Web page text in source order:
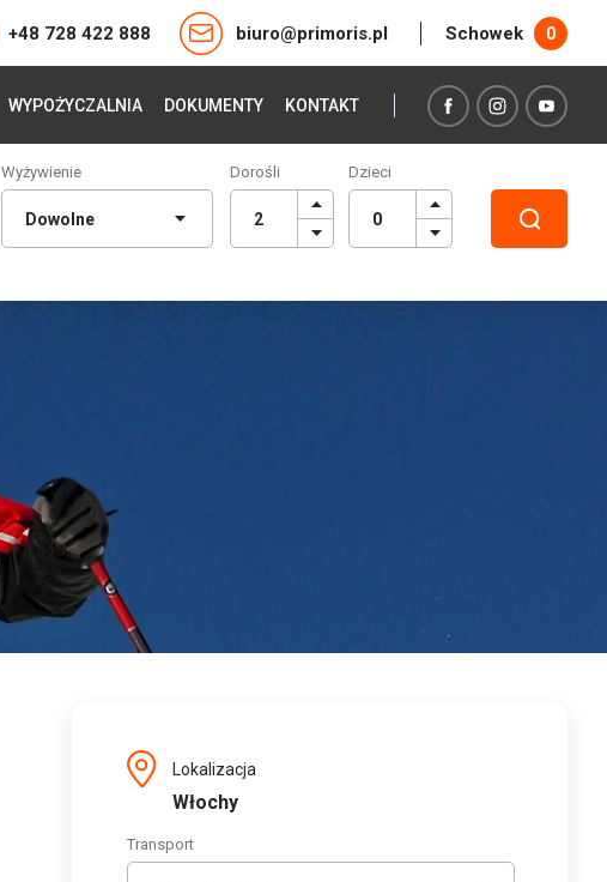
+48 728 422 888 biuro@primoris.pl Schowek 0
WYPOŻYCZALNIA DOKUMENTY KONTAKT
Wyżywienie Dorośli Dzieci
Lokalizacja
Włochy
Transport